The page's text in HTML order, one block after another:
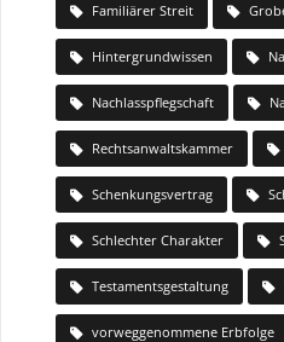
Familiärer Streit
Hintergrundwissen
Nachlasspflegschaft
Rechtsanwaltskammer
Schenkungsvertrag
Schlechter Charakter
Testamentsgestaltung
vorweggenommene Erbfolge